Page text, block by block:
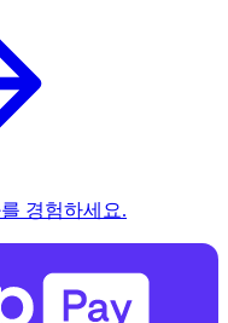
경험하세요.